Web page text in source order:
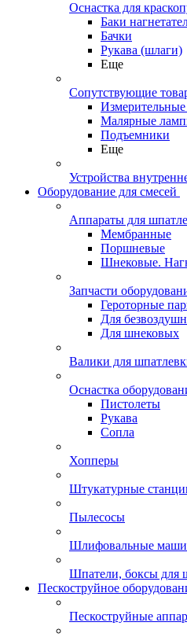
Оснастка для
Баки
Бачки
Рукава (шлаги)
Еще
Сопутствующие
Малярные
Подъемники
Еще
Устройства
Оборудование для смесей
Аппараты для
Мембранные
Поршневые
Шнековые.
Запчасти
Героторные
Для
Для шнековых
Валики для
Оснастка
Пистолеты
Рукава
Сопла
Хопперы
Штукатурные
Пылесосы
Шлифовальные
Шпатели, боксы для
Пескоструйное
Пескоструйные